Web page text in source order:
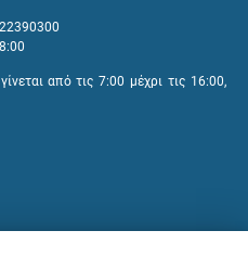
από τις 7:00 μέχρι τις 16:00,